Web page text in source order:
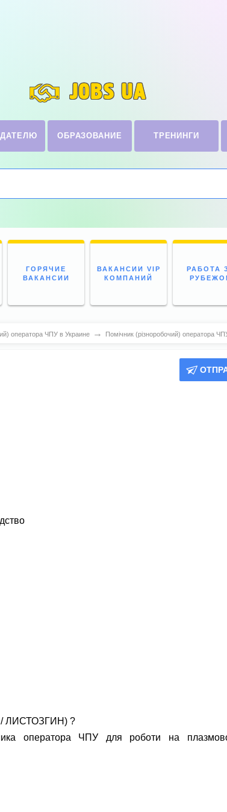
JOBS UA
ОБРАЗОВАНИЕ ТРЕНИНГИ
ГОРЯЧИЕ
ВАКАНСИИ
ВАКАНСИИ VIP
КОМПАНИЙ
РАБОТА
оператора ЧПУ в Украине → Помічник (різноробочий) оператора
ЛИСТОЗГИН) ?
оператора ЧПУ для роботи на